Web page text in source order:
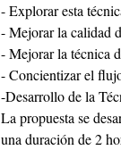
- Explorar esta
- Mejorar la calidad
- Mejorar la técnica
- Concientizar el
-Desarrollo de la
La propuesta se
una duración de 2